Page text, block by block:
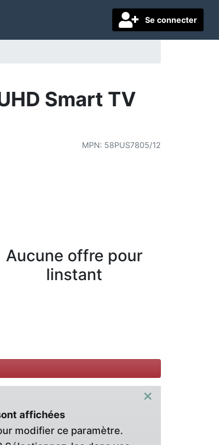
Se connecter
Smart TV
MPN: 58PUS7805/12
Aucune offre pour
linstant
×
affichées
modifier ce paramètre.